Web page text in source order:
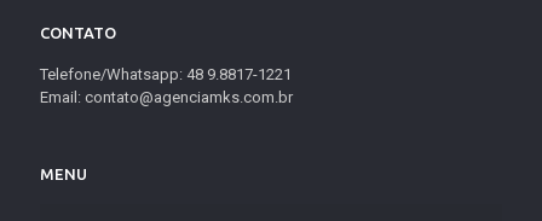
CONTATO
Telefone/Whatsapp: 48 9.8817-1221
Email: contato@agenciamks.com.br
MENU